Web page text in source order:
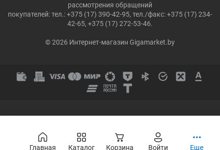
Главная Каталог Корзина Войти Еще
рассмотрения обращений
покупателей: тел.: +375 (17) 390-42-95, тел./факс: +375 (17) 234-
42-65, +375 (17) 272-53-46.
© 2026 Интернет-магазин Gigamarket.by